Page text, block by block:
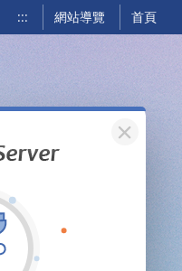
::: 網站導覽 首頁
關閉